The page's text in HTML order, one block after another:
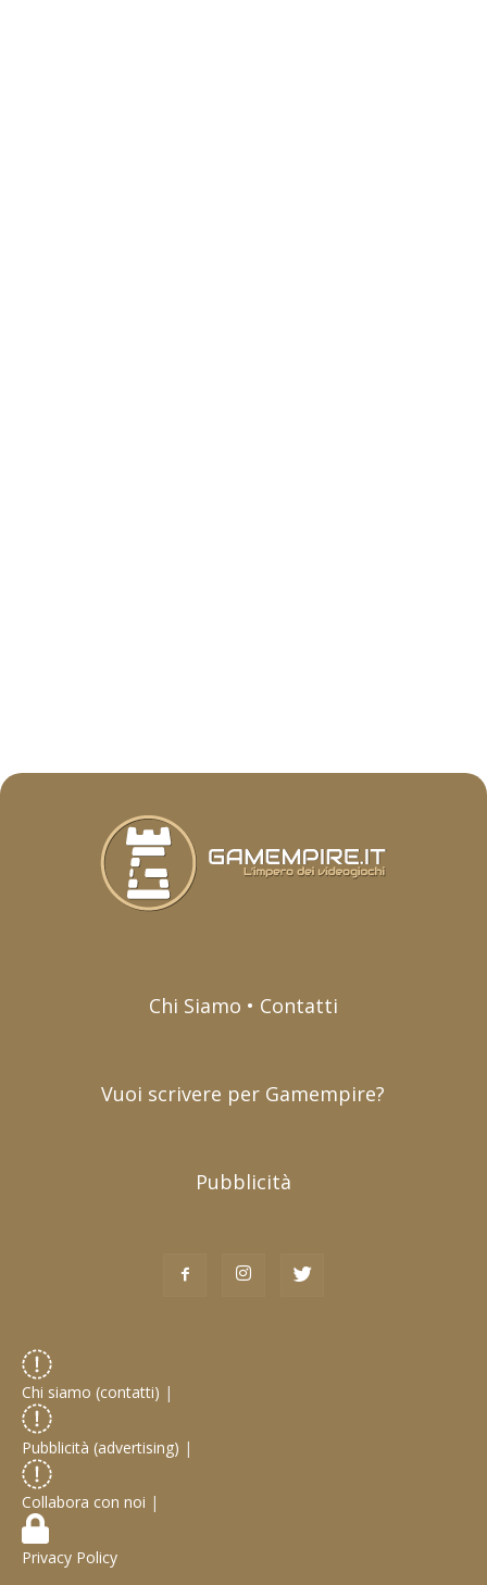
Chi Siamo • Contatti
Vuoi scrivere per Gamempire?
Pubblicità
Chi siamo (contatti) |
Pubblicità (advertising) |
Collabora con noi |
Privacy Policy